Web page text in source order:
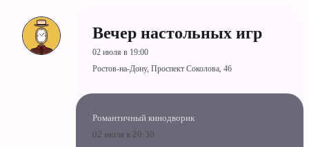
Вечер настольных игр
02 июля в 19:00
Ростов-на-Дону, Проспект Соколова, 46
Романтичный кинодворик
02 июля в 20:30